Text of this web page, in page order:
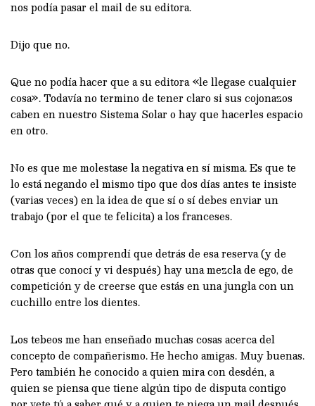
nos podía pasar el mail de su editora.
Dijo que no.
Que no podía hacer que a su editora «le llegase cualquier
cosa». Todavía no termino de tener claro si sus cojonazos
caben en nuestro Sistema Solar o hay que hacerles espacio
en otro.
No es que me molestase la negativa en sí misma. Es que te
lo está negando el mismo tipo que dos días antes te insiste
(varias veces) en la idea de que sí o sí debes enviar un
trabajo (por el que te felicita) a los franceses.
Con los años comprendí que detrás de esa reserva (y de
otras que conocí y vi después) hay una mezcla de ego, de
competición y de creerse que estás en una jungla con un
cuchillo entre los dientes.
Los tebeos me han enseñado muchas cosas acerca del
concepto de compañerismo. He hecho amigas. Muy buenas.
Pero también he conocido a quien mira con desdén, a
quien se piensa que tiene algún tipo de disputa contigo